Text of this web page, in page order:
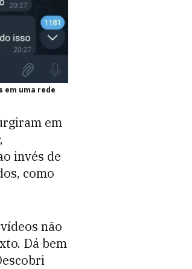
em uma rede
em
invés de
como
não
Dá bem